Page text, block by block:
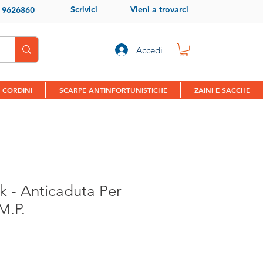
Accedi
Scrivici Vieni a trovarci
CORDINI SCARPE ANTINFORTUNISTICHE ZAINI E SACCHE
- Anticaduta Per